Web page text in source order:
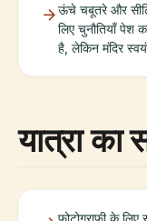
ऊंचे चबूतरे और
लिए चुनौतियाँ पेश
है, लेकिन मंदिर
यात्रा
फोटोग्राफी के